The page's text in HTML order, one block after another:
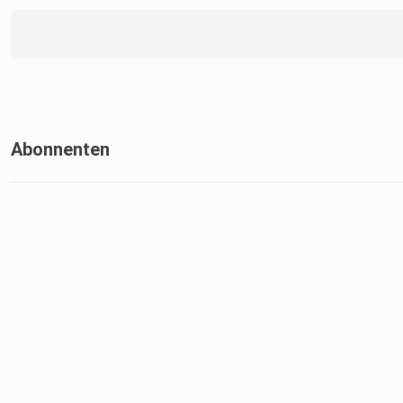
Abonnenten